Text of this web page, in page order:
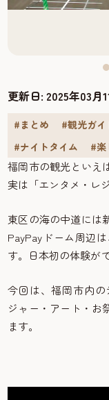
更新日:2025年03月
#まとめ #観光ガイ
#ナイトタイム
#楽
福岡市の観光といえ
実は「エンタメ・レ
東区の海の中道には
PayPayドーム周辺
す。日本初の体験が
今回は、福岡市内
ジャー・アート・お
ます。